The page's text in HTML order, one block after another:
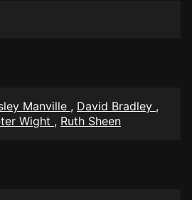
Manville , David Bradley ,
Wight , Ruth Sheen